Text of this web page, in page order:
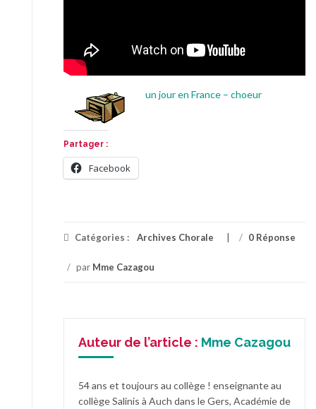
un jour en France – choeur
Partager :
Facebook
Catégories : Archives Chorale / 0 Réponse
/ par Mme Cazagou
Auteur de l’article : Mme Cazagou
54 ans et toujours au collège ! enseignante au
collège Salinis à Auch dans le Gers, Académie de